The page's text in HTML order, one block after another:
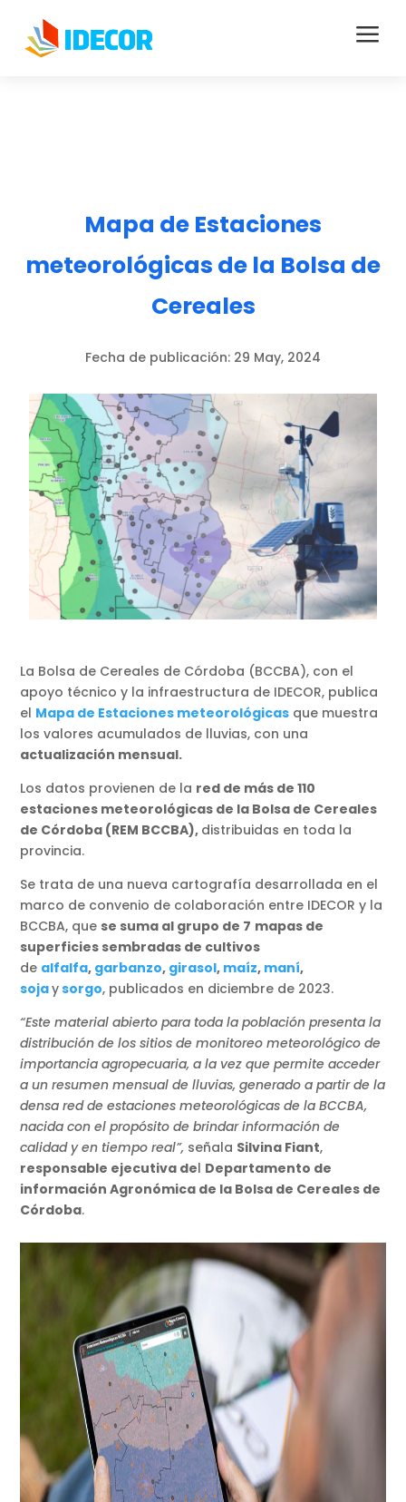
a
Mapa de Estaciones
meteorológicas de la Bolsa de
Cereales
Fecha de publicación: 29 May, 2024
La Bolsa de Cereales de Córdoba (BCCBA), con el
apoyo técnico y la infraestructura de IDECOR, publica
el Mapa de Estaciones meteorológicas que muestra
los valores acumulados de lluvias, con una
actualización mensual.
Los datos provienen de la red de más de 110
estaciones meteorológicas de la Bolsa de Cereales
de Córdoba (REM BCCBA), distribuidas en toda la
provincia.
Se trata de una nueva cartografía desarrollada en el
marco de convenio de colaboración entre IDECOR y la
BCCBA, que se suma al grupo de 7 mapas de
superficies sembradas de cultivos
de alfalfa, garbanzo, girasol, maíz, maní,
sojaysorgo, publicados en diciembre de 2023.
“Este material abierto para toda la población presenta la
distribución de los sitios de monitoreo meteorológico de
importancia agropecuaria, a la vez que permite acceder
a un resumen mensual de lluvias, generado a partir de la
densa red de estaciones meteorológicas de la BCCBA,
nacida con el propósito de brindar información de
calidad y en tiempo real”, señala Silvina Fiant,
responsable ejecutiva del Departamento de
información Agronómica de la Bolsa de Cereales de
Córdoba.